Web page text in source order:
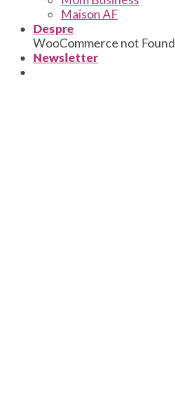
Maison AF
Despre
WooCommerce not Found
Newsletter